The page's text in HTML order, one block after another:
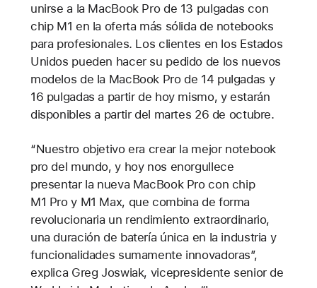
unirse a la MacBook Pro de 13 pulgadas con
chip M1 en la oferta más sólida de notebooks
para profesionales. Los clientes en los Estados
Unidos pueden hacer su pedido de los nuevos
modelos de la MacBook Pro de 14 pulgadas y
16 pulgadas a partir de hoy mismo, y estarán
disponibles a partir del martes 26 de octubre.
“Nuestro objetivo era crear la mejor notebook
pro del mundo, y hoy nos enorgullece
presentar la nueva MacBook Pro con chip
M1 Pro y M1 Max, que combina de forma
revolucionaria un rendimiento extraordinario,
una duración de batería única en la industria y
funcionalidades sumamente innovadoras”,
explica Greg Joswiak, vicepresidente senior de